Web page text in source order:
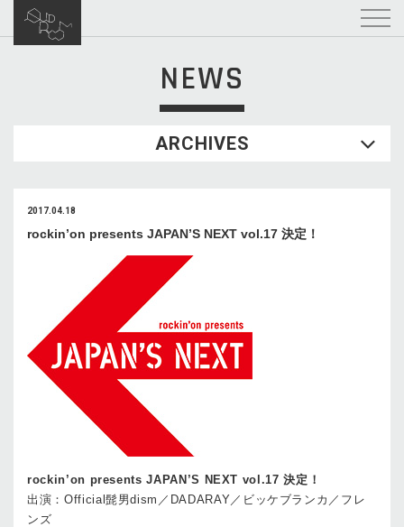
NEWS
ARCHIVES
2017.04.18
rockin’on presents JAPAN’S NEXT vol.17 決定！
rockin’on presents JAPAN’S NEXT vol.17 決定！
出演：Official髭男dism／DADARAY／ビッケブランカ／フレ
ンズ